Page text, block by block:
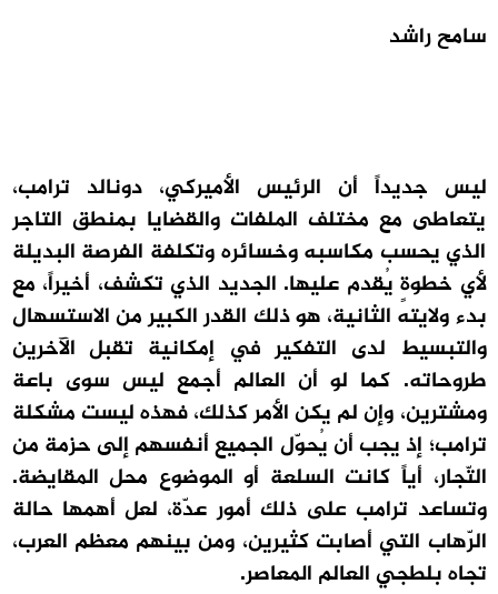
سامح راشد
ليس جديداً أن الرئيس الأميركي، دونالد ترامب،
يتعاطى مع مختلف الملفات والقضايا بمنطق التاجر
الذي يحسب مكاسبه وخسائره وتكلفة الفرصة البديلة
لأي خطوةٍ يُقدم عليها. الجديد الذي تكشف، أخيراً، مع
بدء ولايته الثانية، هو ذلك القدر الكبير من الاستسهال
والتبسيط لدى التفكير في إمكانية تقبل الآخرين
طروحاته. كما لو أن العالم أجمع ليس سوى باعة
ومشترين، وإن لم يكن الأمر كذلك، فهذه ليست مشكلة
ترامب؛ إذ يجب أن يُحوّل الجميع أنفسهم إلى حزمة من
التّجار، أياً كانت السلعة أو الموضوع محل المقايضة.
وتساعد ترامب على ذلك أمور عدّة، لعل أهمها حالة
الرّهاب التي أصابت كثيرين، ومن بينهم معظم العرب،
تجاه بلطجي العالم المعاصر.